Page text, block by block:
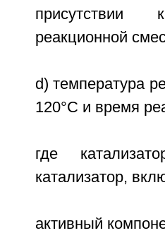
присутствии
реакционной
d) температура
120°С и время
где
катализатор,
активный